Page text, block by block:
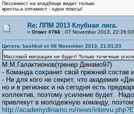
Пессимист на кладбище видит только
кресты,а оптимист - одни плюсы!
Re: ЛПМ 2013 Клубная лига.
« Ответ #766 :07 November 2013,
Цитата: bashkol от 06 November 2013, 21:01:23
Массовой миграции не будет! Только точечные
М.М.Галактионов(тренер Динамо97)
- Команда сохранит свой прежний состав
- Ни для кого не секрет, что академия
но и в регионах и на сегодня есть
коллектив, поэтому усиление будет.
привлекут в молодежную команду,
http://academydinamo.ru/news/